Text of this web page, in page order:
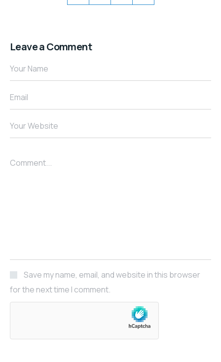
Leave a Comment
Your Name
Email
Your Website
Comment...
Save my name, email, and website in this browser
for the next time I comment.